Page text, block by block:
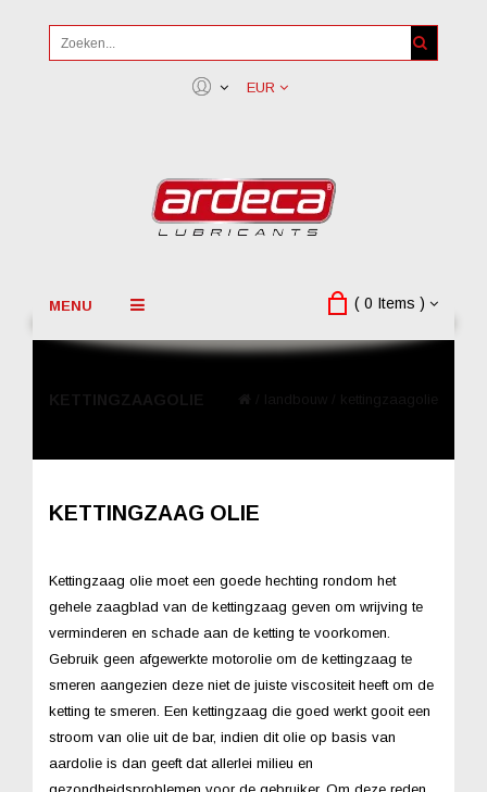
EUR
MENU ( 0 Items )
KETTINGZAAG OLIE
Kettingzaag olie moet een goede hechting rondom het
gehele zaagblad van de kettingzaag geven om wrijving te
verminderen en schade aan de ketting te voorkomen.
Gebruik geen afgewerkte motorolie om de kettingzaag te
smeren aangezien deze niet de juiste viscositeit heeft om de
ketting te smeren. Een kettingzaag die goed werkt gooit een
stroom van olie uit de bar, indien dit olie op basis van
aardolie is dan geeft dat allerlei milieu en